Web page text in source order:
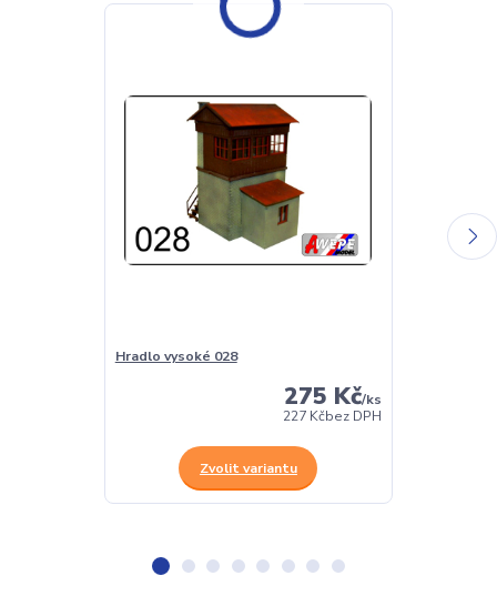
Hradlo vysoké 028
275 Kč/ks
227 Kčbez DPH
Zvolit variantu